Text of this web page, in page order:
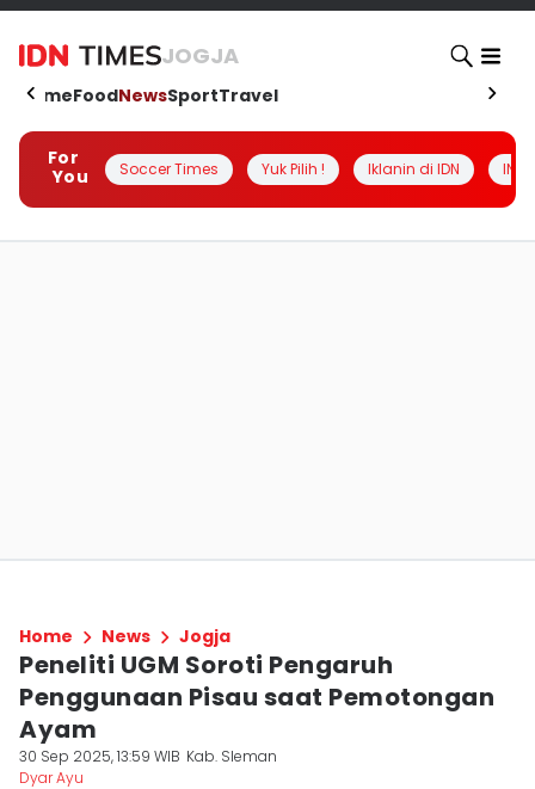
JOGJA
HomeFoodNewsSportTravel
For
You
Soccer Times Yuk Pilih ! Iklanin di IDN
Home News Jogja
Peneliti UGM Soroti Pengaruh
Penggunaan Pisau saat Pemotongan
Ayam
30 Sep 2025, 13:59 WIB Kab. Sleman
Dyar Ayu